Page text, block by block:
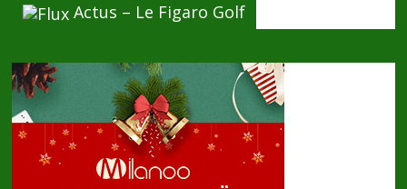
Actus – Le Figaro Golf